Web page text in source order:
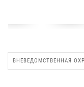
ВНЕВЕДОМСТВЕННАЯ